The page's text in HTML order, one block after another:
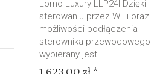
Lomo Luxury LLP24I Dzięki
sterowaniu przez WiFi oraz
możliwości podłączenia
sterownika przewodowego
wybierany jest ...